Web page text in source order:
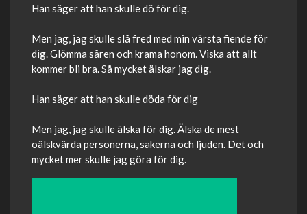
Han säger att han skulle dö för dig.
Men jag, jag skulle slå fred med min värsta fiende för
dig. Glömma såren och krama honom. Viska att allt
kommer bli bra. Så mycket älskar jag dig.
Han säger att han skulle döda för dig
Men jag, jag skulle älska för dig. Älska de mest
oälskvärda personerna, sakerna och ljuden. Det och
mycket mer skulle jag göra för dig.